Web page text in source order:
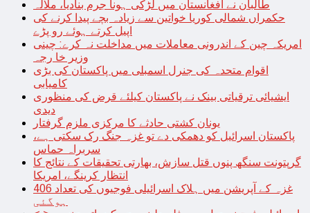
طالبان نے افغانستان میں لڑکی ہونا جرم بنادیا، ملالہ
حکمراں شمالی کوریا خواتین سے زیادہ بچے پیدا کرنے کی
اپیل کرتے ہوئے رو پڑے
امریکہ چین کے اندرونی معاملات میں مداخلت نہ کرے: چینی
وزیر خا رجہ
اقوام متحدہ کی جنرل اسمبلی میں پاکستان کی بڑی
کامیابی
ایشیائی ترقیاتی بینک نے پاکستان کیلئے قرض کی منظوری
دیدی
یونان کشتی حادثے کا مرکزی ملزم گرفتار
پاکستان اسرائیل کو دھمکی دے تو غزہ جنگ رک سکتی ہے،
سربراہ حماس
گرپتونت سنگھ پنوں قتل سازش، بھارتی تحقیقات کے نتائج کا
انتظار کرینگے، امریکا
غزہ کے آپریشن میں ہلاک اسرائیلی فوجیوں کی تعداد 406
ہوگئی